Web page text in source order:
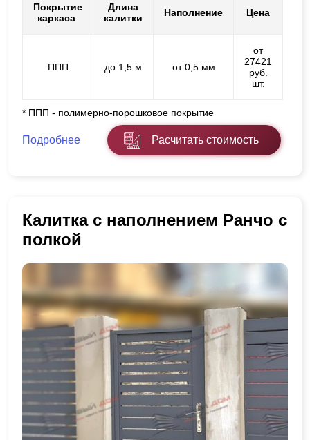
Покрытие
каркаса
Длина
калитки
Наполнение Цена
ППП до 1,5 м от 0,5 мм
от
27421
руб.
шт.
* ППП - полимерно-порошковое покрытие
Подробнее Расчитать стоимость
Калитка с наполнением Ранчо с
полкой